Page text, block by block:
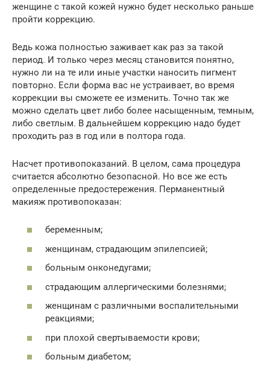
женщине с такой кожей нужно будет несколько раньше
пройти коррекцию.
Ведь кожа полностью заживает как раз за такой
период. И только через месяц становится понятно,
нужно ли на те или иные участки наносить пигмент
повторно. Если форма вас не устраивает, во время
коррекции вы сможете ее изменить. Точно так же
можно сделать цвет либо более насыщенным, темным,
либо светлым. В дальнейшем коррекцию надо будет
проходить раз в год или в полтора года.
Насчет противопоказаний. В целом, сама процедура
считается абсолютно безопасной. Но все же есть
определенные предостережения. Перманентный
макияж противопоказан:
беременным;
женщинам, страдающим эпилепсией;
больным онконедугами;
страдающим аллергическими болезнями;
женщинам с различными воспалительными
реакциями;
при плохой свертываемости крови;
больным диабетом;